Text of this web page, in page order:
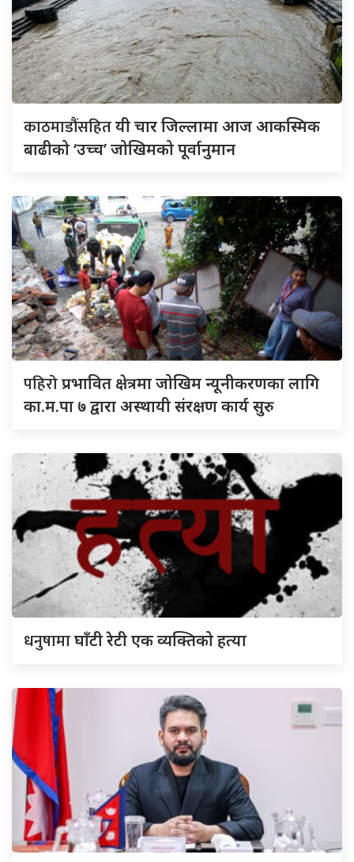
काठमाडौंसहितयी चार जिल्लामा आज आकस्मिक
बाढीको ‘उच्च’ जोखिमको पूर्वानुमान
पहिरोप्रभावित क्षेत्रमा जोखिम न्यूनीकरणका लागि
का.म.पा ७ द्वारा अस्थायी संरक्षण कार्य सुरु
धनुषामाघाँटी रेटी एक व्यक्तिको हत्या